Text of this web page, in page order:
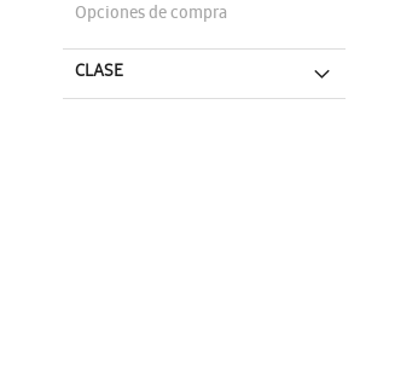
Opciones de compra
CLASE